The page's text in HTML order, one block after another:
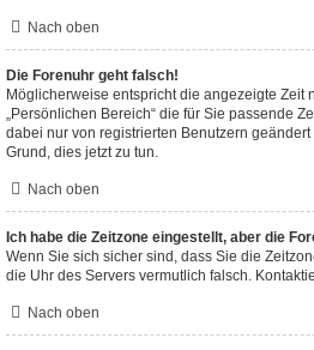
Nach oben
Die Forenuhr geht falsch!
Möglicherweise entspricht die angezeigte Zeit
„Persönlichen Bereich“ die für Sie passende
dabei nur von registrierten Benutzern
Grund, dies jetzt zu tun.
Nach oben
Ich habe die Zeitzone eingestellt, aber die
Wenn Sie sich sicher sind, dass Sie die
die Uhr des Servers vermutlich falsch.
Nach oben